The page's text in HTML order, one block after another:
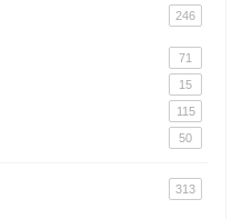
246
71
15
115
50
313